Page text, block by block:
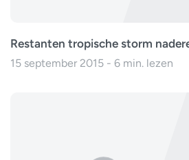
Restanten tropische storm
15 september 2015 - 6 min. lezen